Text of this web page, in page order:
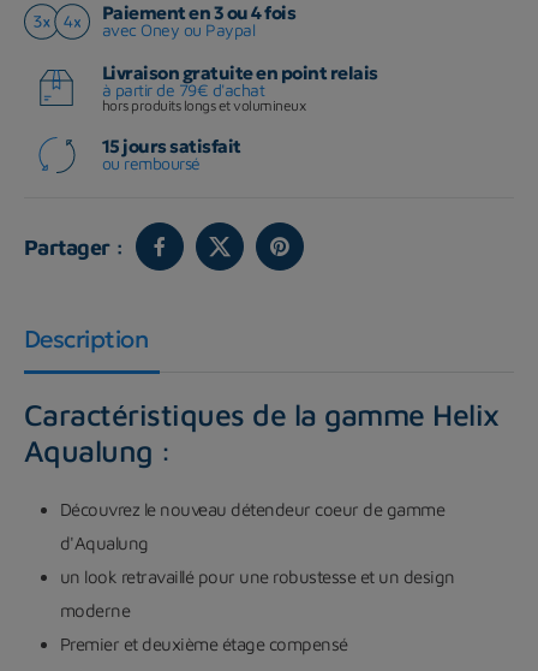
Paiement en 3 ou 4 fois
avec Oney ou Paypal
Livraison gratuite en point relais
à partir de 79€ d'achat
hors produits longs et volumineux
15 jours satisfait
ou remboursé
Partager :
Description
Caractéristiques de la gamme Helix
Aqualung :
Découvrez le nouveau détendeur coeur de gamme
d'Aqualung
un look retravaillé pour une robustesse et un design
moderne
Premier et deuxième étage compensé